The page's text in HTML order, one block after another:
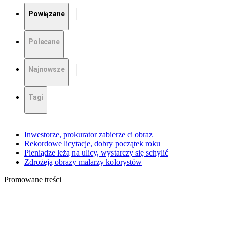
Powiązane
Polecane
Najnowsze
Tagi
Inwestorze, prokurator zabierze ci obraz
Rekordowe licytacje, dobry początek roku
Pieniądze leżą na ulicy, wystarczy się schylić
Zdrożeją obrazy malarzy kolorystów
Promowane treści